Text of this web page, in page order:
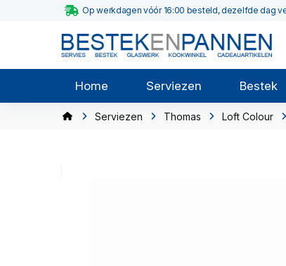
Op werkdagen vóór 16:00 besteld, dezelfde dag
Home Serviezen Bestek
Serviezen Thomas Loft Colour